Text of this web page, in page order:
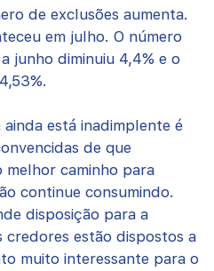
de exclusões aumenta.
em julho. O número
junho diminuiu 4,4% e o
está inadimplente é
de que
melhor caminho para
continue consumindo.
disposição para a
credores estão dispostos a
muito interessante para o